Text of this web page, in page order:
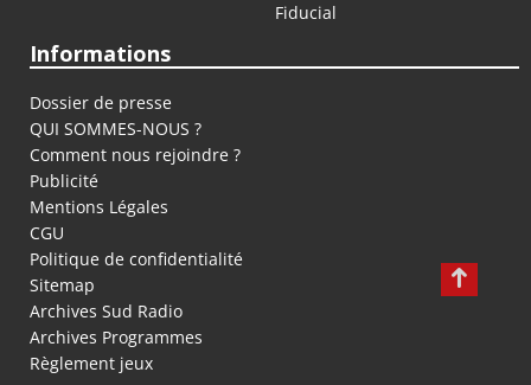
Fiducial
Informations
Dossier de presse
QUI SOMMES-NOUS ?
Comment nous rejoindre ?
Publicité
Mentions Légales
CGU
Politique de confidentialité
Sitemap
Archives Sud Radio
Archives Programmes
Règlement jeux